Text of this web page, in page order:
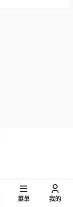
菜单 我的